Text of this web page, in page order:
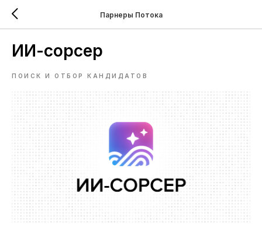
Парнеры Потока
ИИ-сорсер
ПОИСК И ОТБОР КАНДИДАТОВ